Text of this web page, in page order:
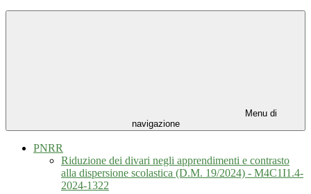
Menu di
navigazione
PNRR
Riduzione dei divari negli apprendimenti e contrasto
alla dispersione scolastica (D.M. 19/2024) - M4C1I1.4-
2024-1322